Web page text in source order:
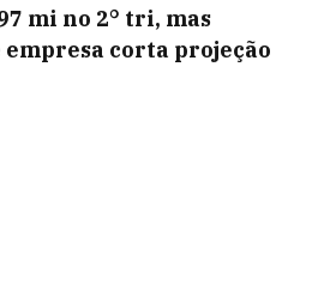
mi no 2° tri, mas
corta projeção